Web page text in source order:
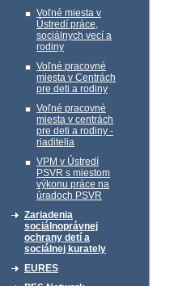
Voľné miesta v
Ústredí práce,
sociálnych vecí a
rodiny
Voľné pracovné
miesta v Centrách
pre deti a rodiny
Voľné pracovné
miesta v centrách
pre deti a rodiny -
riaditelia
VPM v Ústredí
PSVR s miestom
výkonu práce na
úradoch PSVR
Zariadenia
sociálnoprávnej
ochrany detí a
sociálnej kurately
EURES